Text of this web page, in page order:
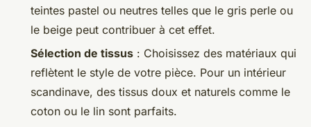
teintes pastel ou neutres telles que le gris perle ou
le beige peut contribuer à cet effet.
Sélection de tissus : Choisissez des matériaux qui
reflètent le style de votre pièce. Pour un intérieur
scandinave, des tissus doux et naturels comme le
coton ou le lin sont parfaits.